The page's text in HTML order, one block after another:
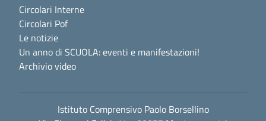
Circolari Interne
Circolari Pof
Le notizie
Un anno di SCUOLA: eventi e manifestazioni!
Archivio video
Istituto Comprensivo Paolo Borsellino